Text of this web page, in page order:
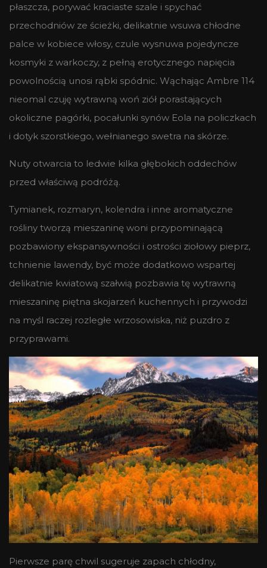
płaszcza, porywać kraciaste szale i spychać
przechodniów ze ścieżki, delikatnie wsuwa chłodne
palce w kobiece włosy, czule wysnuwa pojedyncze
kosmyki z warkoczy, z pełną erotycznego napięcia
powolnością unosi rąbki spódnic. Wąchając Ambre 114
nieomal czuję wytrawną woń ziół porastających
okoliczne pagórki, pocałunki synów Eola na policzkach
i dotyk szorstkiego, wełnianego swetra na skórze.
Nuty otwarcia to ledwie kilka głębokich oddechów
przed właściwą podróżą.
Tymianek, rozmaryn, kolendra i inne aromatyczne
rośliny tworzą mieszaninę woni przypominającą
pozbawiony ekspansywności i ostrości ziołowy pieprz,
tchnienie lawendy, być może dodatkowo wspartej
delikatnie kwiatową szałwią pozbawia tę wytrawną
mieszaninę piętna skojarzeń kuchennych i przywodzi
na myśl raczej rozległe wrzosowiska, niż puzdro z
przyprawami.
Pierwsze parę chwil sugeruje zapach chłodny,